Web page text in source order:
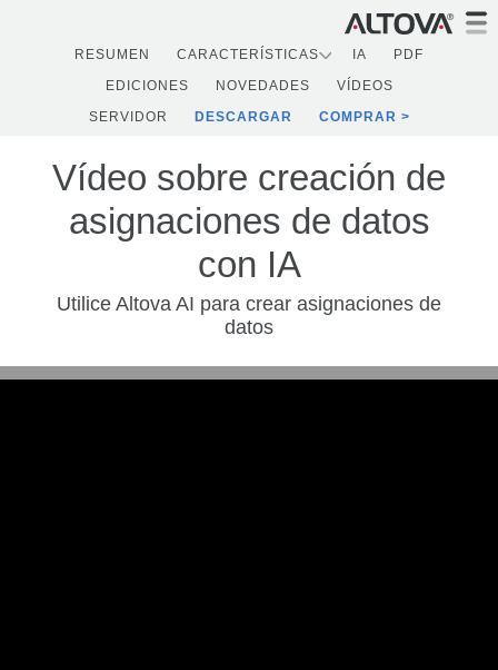
RESUMEN CARACTERÍSTICAS IA
PDF
EDICIONES
NOVEDADES
VÍDEOS
SERVIDOR
DESCARGAR COMPRAR
Vídeo sobre creación de
asignaciones de datos
con IA
Utilice Altova AI para crear asignaciones de
datos